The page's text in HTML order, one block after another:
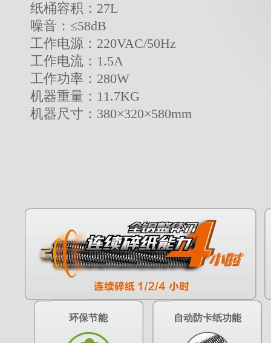
纸桶容积：27L
噪音：≤58dB
工作电源：220VAC/50Hz
工作电流：1.5A
工作功率：280W
机器重量：11.7KG
机器尺寸：380×320×580mm
环保节能 自动防卡纸功能